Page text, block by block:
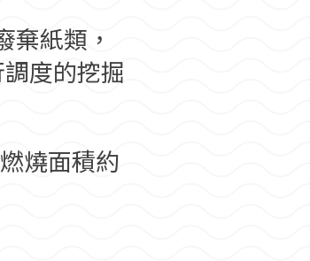
紙類，
度的挖掘
燒面積約